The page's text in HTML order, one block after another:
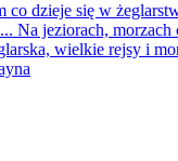
dzieje się w
Na jeziorach, morzach
wielkie rejsy i